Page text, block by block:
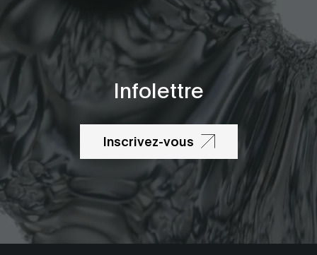
Infolettre
Inscrivez-vous